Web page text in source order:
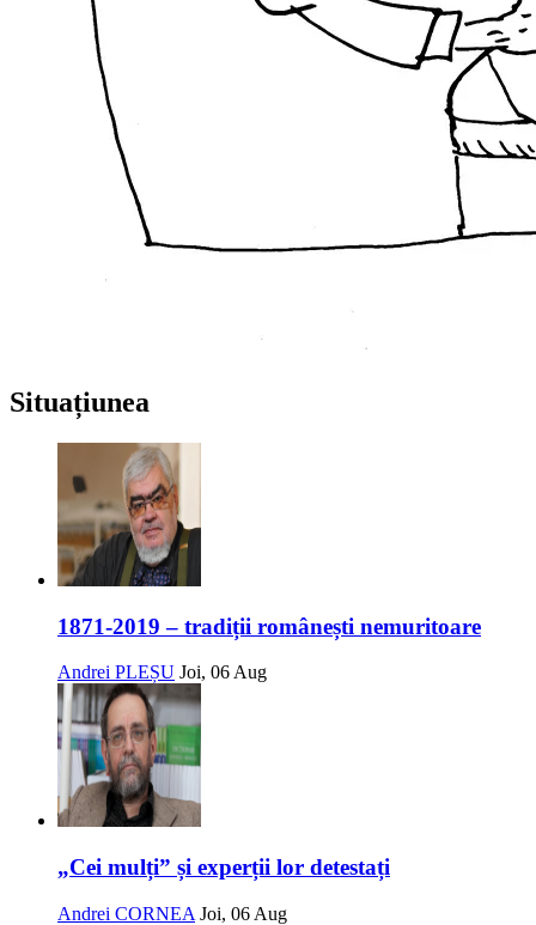
Situațiunea
1871-2019 – tradiții românești nemuritoare
Andrei PLEȘU Joi, 06 Aug
„Cei mulți” și experții lor detestați
Andrei CORNEA Joi, 06 Aug